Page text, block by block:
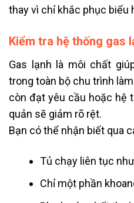
thay vì chỉ khắc phục biểu
Kiểm tra hệ thống gas
Gas lạnh là môi chất
trong toàn bộ chu trình
còn đạt yêu cầu hoặc hệ
quản sẽ giảm rõ rệt.
Bạn có thể nhận biết qua
Tủ chạy liên tục
Chỉ một phần